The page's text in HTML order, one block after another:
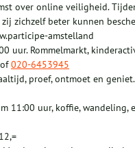
over online veiligheid.
zichzelf beter kunnen
amstelland
uur. Rommelmarkt,
of020-6453945
proef, ontmoet en
11:00 uur, koffie,